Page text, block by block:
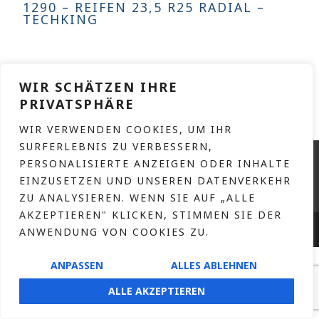
WIR SCHÄTZEN IHRE
PRIVATSPHÄRE
WIR VERWENDEN COOKIES, UM IHR
SURFERLEBNIS ZU VERBESSERN,
PERSONALISIERTE ANZEIGEN ODER INHALTE
EINZUSETZEN UND UNSEREN DATENVERKEHR
ZU ANALYSIEREN. WENN SIE AUF „ALLE
AKZEPTIEREN" KLICKEN, STIMMEN SIE DER
ANWENDUNG VON COOKIES ZU.
ANPASSEN
ALLES ABLEHNEN
ALLE AKZEPTIEREN
1290 – REIFEN 23,5 R25 RADIAL –
TECHKING
WEITERLESEN
IMPRESSUM
DATENSCHUTZERKLÄRUNG
COPYRIGHT © 2026 – DESIGN BYHOFNAAR.DE